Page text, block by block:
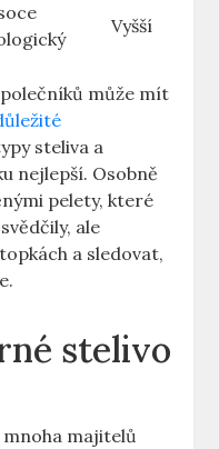
Vyšší
může mít
steliva a
nejlepší. Osobně
pelety, které
ale
a sledovat,
stelivo
mnoha majitelů